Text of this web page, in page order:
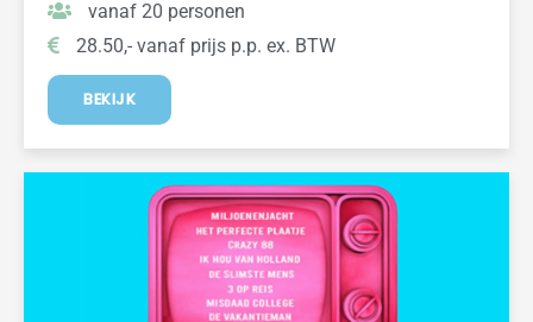
vanaf 20 personen
28.50,- vanaf prijs p.p. ex. BTW
BEKIJK